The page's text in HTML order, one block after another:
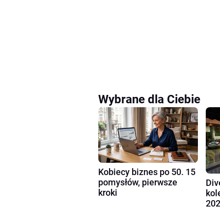
Wybrane dla Ciebie
Kobiecy biznes po 50. 15
pomysłów, pierwsze
kroki